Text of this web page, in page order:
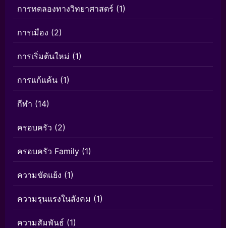
การทดลองทางวิทยาศาสตร์ (1)
การเมือง (2)
การเริ่มต้นใหม่ (1)
การแก้แค้น (1)
กีฬา (14)
ครอบครัว (2)
ครอบครัว Family (1)
ความขัดแย้ง (1)
ความรุนแรงในสังคม (1)
ความสัมพันธ์ (1)